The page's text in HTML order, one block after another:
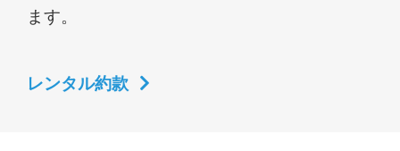
ます。
レンタル約款